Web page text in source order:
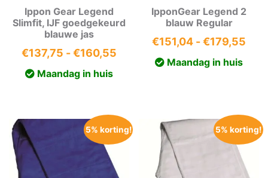
Ippon Gear Legend
Slimfit, IJF goedgekeurd
blauwe jas
€137,75 -€160,55Prijsklasse:
€137,75
Maandag in huis
IpponGear Legend 2
blauw Regular
€151,04 -€179,55
Maandag in huis
5% korting! 5% korting!